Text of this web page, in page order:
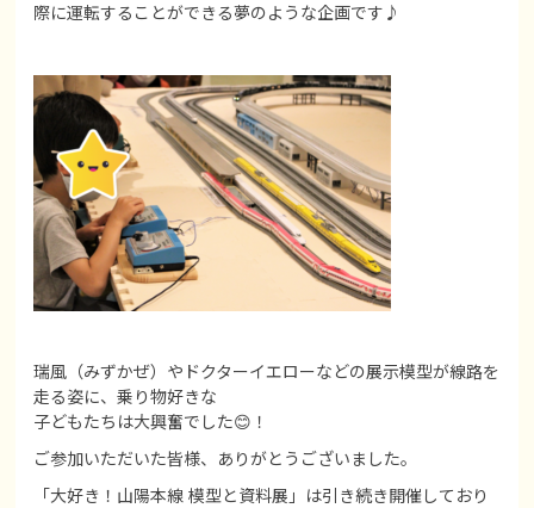
際に運転することができる夢のような企画です♪
瑞風（みずかぜ）やドクターイエローなどの展示模型が線路を
走る姿に、乗り物好きな
子どもたちは大興奮でした😊！
ご参加いただいた皆様、ありがとうございました。
「大好き！山陽本線 模型と資料展」は引き続き開催しており